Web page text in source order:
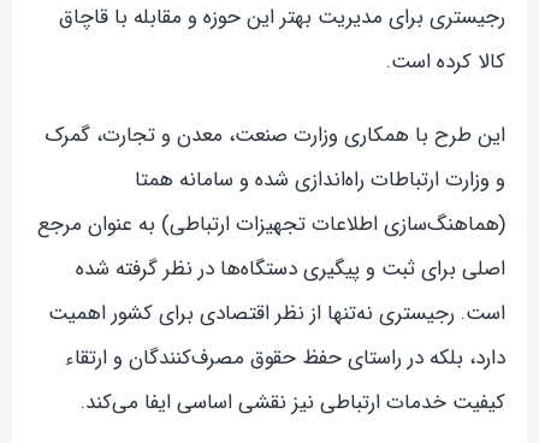
رجیستری برای مدیریت بهتر این حوزه و مقابله با قاچاق
کالا کرده است.
این طرح با همکاری وزارت صنعت، معدن و تجارت، گمرک
و وزارت ارتباطات راه‌اندازی شده و سامانه همتا
(هماهنگ‌سازی اطلاعات تجهیزات ارتباطی) به عنوان مرجع
اصلی برای ثبت و پیگیری دستگاه‌ها در نظر گرفته شده
است. رجیستری نه‌تنها از نظر اقتصادی برای کشور اهمیت
دارد، بلکه در راستای حفظ حقوق مصرف‌کنندگان و ارتقاء
کیفیت خدمات ارتباطی نیز نقشی اساسی ایفا می‌کند.